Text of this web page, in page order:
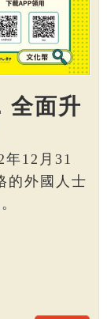
全面升
12月31
的外國人士